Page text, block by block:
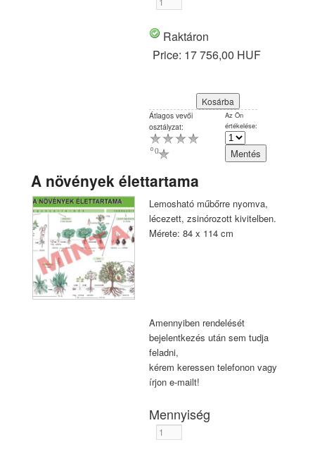
Raktáron
Price: 17 756,00 HUF
Átlagos vevői
osztályzat:
(
0 )
Az Ön
értékelése:
A növények élettartama
Lemosható műbőrre nyomva,
lécezett, zsinórozott kivitelben.
Mérete: 84 x 114 cm
Amennyiben rendelését
bejelentkezés után sem tudja
feladni,
kérem keressen telefonon vagy
írjon e-mailt!
Mennyiség